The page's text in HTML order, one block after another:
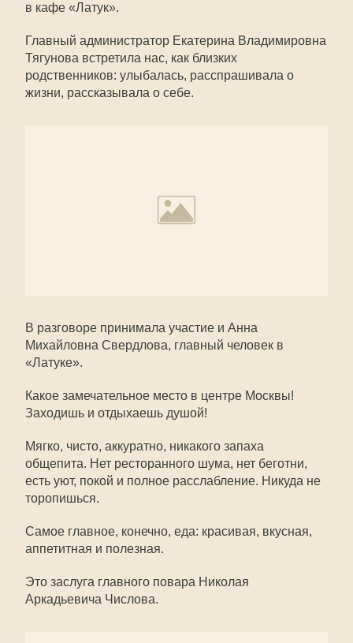
в кафе «Латук».
Главный администратор Екатерина Владимировна
Тягунова встретила нас, как близких
родственников: улыбалась, расспрашивала о
жизни, рассказывала о себе.
В разговоре принимала участие и Анна
Михайловна Свердлова, главный человек в
«Латуке».
Какое замечательное место в центре Москвы!
Заходишь и отдыхаешь душой!
Мягко, чисто, аккуратно, никакого запаха
общепита. Нет ресторанного шума, нет беготни,
есть уют, покой и полное расслабление. Никуда не
торопишься.
Самое главное, конечно, еда: красивая, вкусная,
аппетитная и полезная.
Это заслуга главного повара Николая
Аркадьевича Числова.